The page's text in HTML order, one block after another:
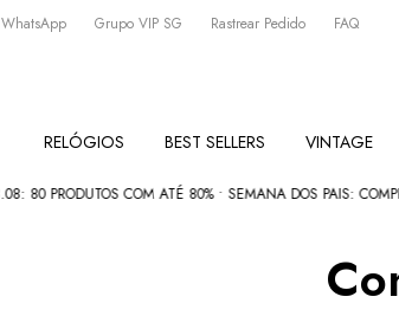
Grupo VIP SG Rastrear Pedido FAQ
RELÓGIOS BEST SELLERS VINTAGE
COM ATÉ 80% • SEMANA DOS PAIS: COMPRE 02